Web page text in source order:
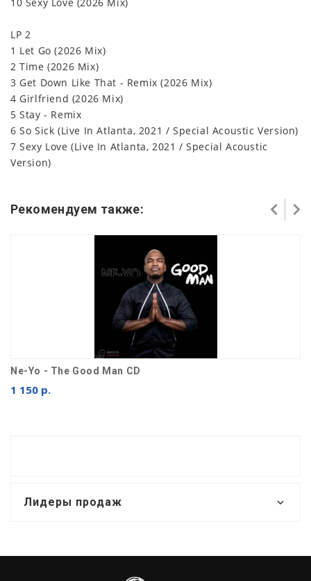
LP 2
1 Let Go (2026 Mix)
2 Time (2026 Mix)
3 Get Down Like That - Remix (2026 Mix)
4 Girlfriend (2026 Mix)
5 Stay - Remix
6 So Sick (Live In Atlanta, 2021 / Special Acoustic Version)
7 Sexy Love (Live In Atlanta, 2021 / Special Acoustic
Version)
Рекомендуем также:
Ne-Yo - The Good Man CD
1 150 р.
Лидеры продаж